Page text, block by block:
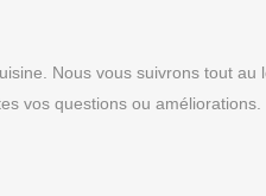
Nous vous suivrons tout au
vos questions ou améliorations.